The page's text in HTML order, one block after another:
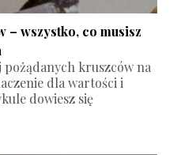
– wszystko, co musisz
pożądanych kruszców na
dla wartości i
dowiesz się